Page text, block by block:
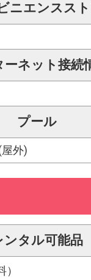
ニエンスス
ーネット接続
プール
外)
ンタル可能品